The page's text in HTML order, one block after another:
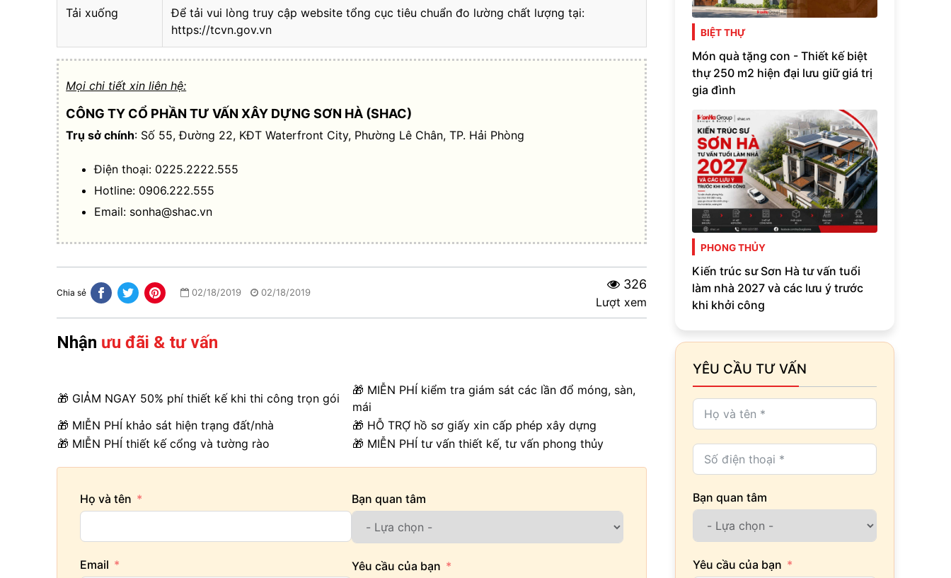
Tải xuống
Để tải vui lòng truy cập website tổng cục tiêu chuẩn đo lường chất lượng tại:
https://tcvn.gov.vn
Mọi chi tiết xin liên hệ:
CÔNG TY CỔ PHẦN TƯ VẤN XÂY DỰNG SƠN HÀ (SHAC)
Trụ sở chính: Số 55, Đường 22, KĐT Waterfront City, Phường Lê Chân, TP. Hải Phòng
Điện thoại: 0225.2222.555
Hotline: 0906.222.555
Email: sonha@shac.vn
Chia sẻ 02/18/2019 02/18/2019
326
Lượt xem
Nhận ưu đãi & tư vấn
🎁 GIẢM NGAY 50% phí thiết kế khi thi công trọn gói
🎁 MIỄN PHÍ kiểm tra giám sát các lần đổ móng, sàn,
mái
🎁 MIỄN PHÍ khảo sát hiện trạng đất/nhà
🎁 HỖ TRỢ hồ sơ giấy xin cấp phép xây dựng
🎁 MIỄN PHÍ thiết kế cổng và tường rào
🎁 MIỄN PHÍ tư vấn thiết kế, tư vấn phong thủy
Họ và tên
Email
Bạn quan tâm
Yêu cầu của bạn
BIỆT THỰ
Món quà tặng con - Thiết kế biệt
thự 250 m2 hiện đại lưu giữ giá trị
gia đình
PHONG THỦY
Kiến trúc sư Sơn Hà tư vấn tuổi
làm nhà 2027 và các lưu ý trước
khi khởi công
YÊU CẦU TƯ VẤN
Bạn quan tâm
Yêu cầu của bạn